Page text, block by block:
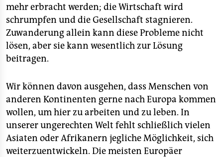
mehr erbracht werden; die Wirtschaft wird
schrumpfen und die Gesellschaft stagnieren.
Zuwanderung allein kann diese Probleme nicht
lösen, aber sie kann wesentlich zur Lösung
beitragen.
Wir können davon ausgehen, dass Menschen von
anderen Kontinenten gerne nach Europa kommen
wollen, um hier zu arbeiten und zu leben. In
unserer ungerechten Welt fehlt schließlich vielen
Asiaten oder Afrikanern jegliche Möglichkeit, sich
weiterzuentwickeln. Die meisten Europäer